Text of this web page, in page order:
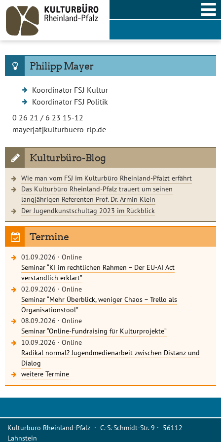
Skip
content
Philipp Mayer
Koordinator FSJ Kultur
Koordinator FSJ Politik
0 26 21 / 6 23 15-12
mayer[at]kulturbuero-rlp.de
Kulturbüro-Blog
Wie man vom FSJ im Kulturbüro Rheinland-Pfalzt erfährt
Das Kulturbüro Rheinland-Pfalz trauert um seinen
langjährigen Referenten Prof. Dr. Armin Klein
Der Jugendkunstschultag 2023 im Rückblick
Termine
01.09.2026 · Online
Seminar “KI im rechtlichen Rahmen – Der EU-AI Act
verständlich erklärt”
02.09.2026 · Online
Seminar “Mehr Überblick, weniger Chaos – Trello als
Organisationstool”
08.09.2026 · Online
Seminar “Online-Fundraising für Kulturprojekte”
10.09.2026 · Online
Radikal normal? Jugendmedienarbeit zwischen Distanz und
Dialog
weitere Termine
Kulturbüro Rheinland-Pfalz · C.-S.-Schmidt-Str. 9 · 56112
Lahnstein